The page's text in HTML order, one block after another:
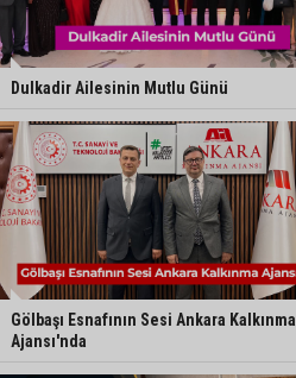
Dulkadir Ailesinin Mutlu Günü
Gölbaşı Esnafının Sesi Ankara Kalkınma
Ajansı'nda